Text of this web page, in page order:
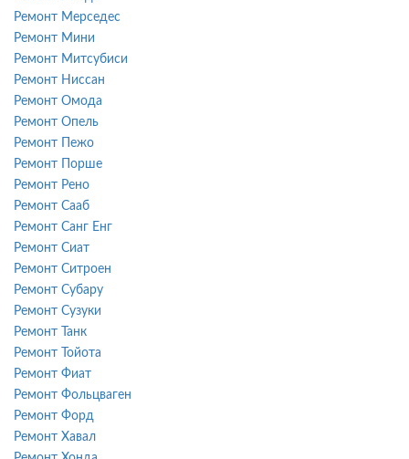
Ремонт Мерседес
Ремонт Мини
Ремонт Митсубиси
Ремонт Ниссан
Ремонт Омода
Ремонт Опель
Ремонт Пежо
Ремонт Порше
Ремонт Рено
Ремонт Сааб
Ремонт Санг Енг
Ремонт Сиат
Ремонт Ситроен
Ремонт Субару
Ремонт Сузуки
Ремонт Танк
Ремонт Тойота
Ремонт Фиат
Ремонт Фольцваген
Ремонт Форд
Ремонт Хавал